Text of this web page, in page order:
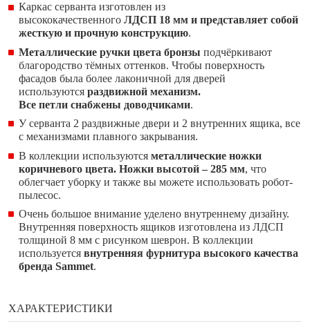
Каркас серванта изготовлен из
высококачественногоЛДСП 18 мм и представляет собой
жесткую и прочную конструкцию.
Металлические ручки цвета бронзы подчёркивают
благородство тёмных оттенков. Чтобы поверхность
фасадов была более лаконичной для дверей
используютсяраздвижной механизм.
Все петли снабжены доводчиками.
У серванта 2 раздвижные двери и 2 внутренних ящика, все
с механизмами плавного закрывания.
В коллекции используютсяметаллические ножки
коричневого цвета. Ножки высотой – 285 мм, что
облегчает уборку и также вы можете использовать робот-
пылесос.
Очень большое внимание уделено внутреннему дизайну.
Внутренняя поверхность ящиков изготовлена из ЛДСП
толщиной 8 мм с рисунком шеврон. В коллекции
используетсявнутренняя фурнитура высокого качества
бренда Sammet.
ХАРАКТЕРИСТИКИ